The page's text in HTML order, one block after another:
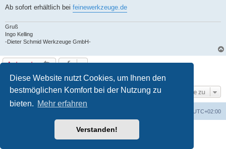
Diese Website nutzt Cookies, um Ihnen den
bestmöglichen Komfort bei der Nutzung zu
bieten. Mehr erfahren
Verstanden!
Ab sofort erhältlich bei feinewerkzeuge.de
Gruß
Ingo Kelling
-Dieter Schmid Werkzeuge GmbH-
Antworten
1 Beitrag • Seite1von1
Gehe zu
UTC+02:00
Powered byphpBB® Forum Software © phpBB Limited
phpBB.de